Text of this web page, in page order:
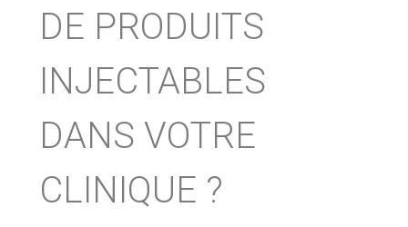
DE PRODUITS
INJECTABLES
DANS VOTRE
CLINIQUE ?